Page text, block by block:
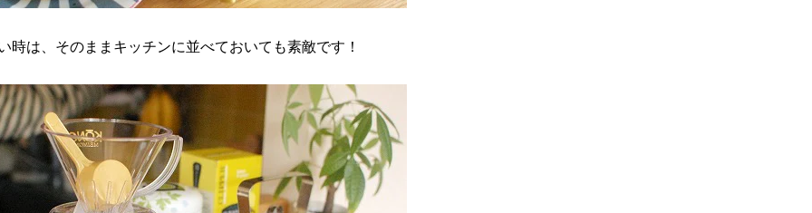
時は、そのままキッチンに並べておいても素敵です！